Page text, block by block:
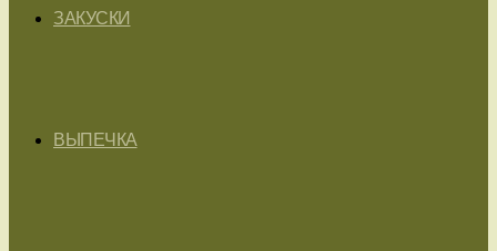
ЗАКУСКИ
ВЫПЕЧКА